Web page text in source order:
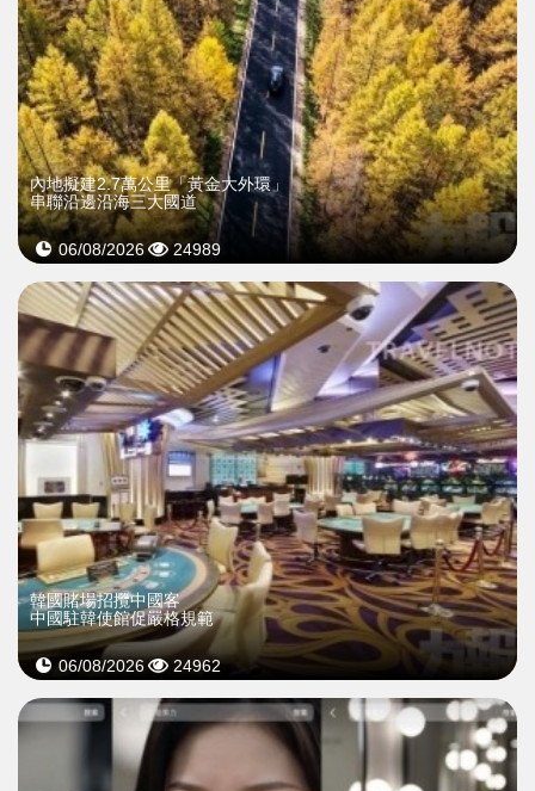
內地擬建2.7萬公里「黃金大外環」
串聯沿邊沿海三大國道
06/08/2026 24989
韓國賭場招攬中國客
中國駐韓使館促嚴格規範
06/08/2026 24962